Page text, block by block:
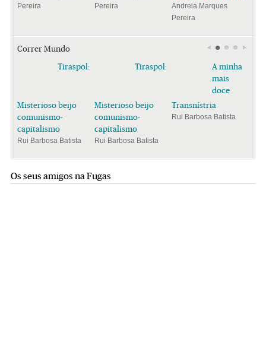
Pereira
Pereira
Andreia Marques
Pereira
Correr Mundo
Tiraspol:
Misterioso beijo
comunismo-
capitalismo
Rui Barbosa Batista
Tiraspol:
Misterioso beijo
comunismo-
capitalismo
Rui Barbosa Batista
A minha
mais
doce
Transnístria
Rui Barbosa Batista
Os seus amigos na Fugas